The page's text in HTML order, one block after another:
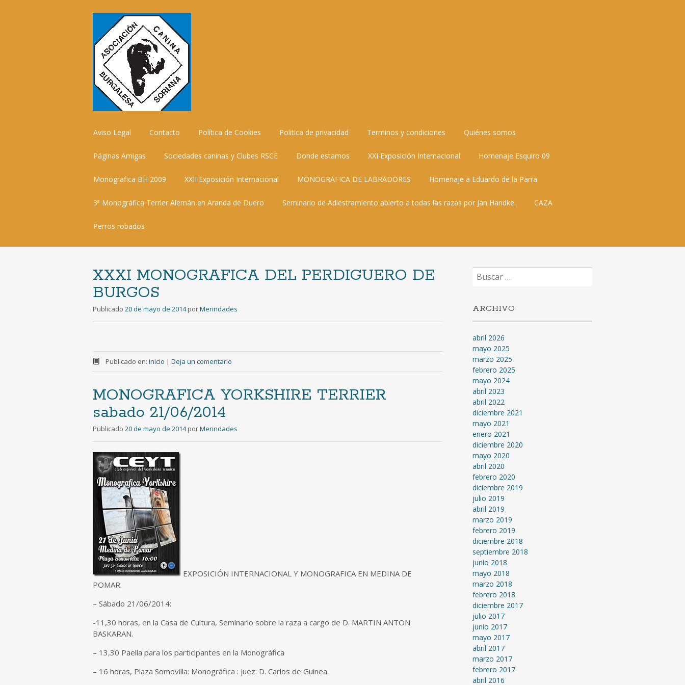
Ir
contenido
Aviso Legal Contacto Política de Cookies Politica de privacidad Terminos y condiciones Quiénes somos
Páginas Amigas Sociedades caninas y Clubes RSCE Donde estamos XXI Exposición Internacional Homenaje Esquiro 09
Monografica BH 2009 XXII Exposición Internacional MONOGRAFICA DE LABRADORES Homenaje a Eduardo de la Parra
3ª Monográfica Terrier Alemán en Aranda de Duero Seminario de Adiestramiento abierto a todas las razas por Jan Handke. CAZA
Perros robados
XXXI MONOGRAFICA DEL PERDIGUERO DE
BURGOS
Publicado 20 de mayo de 2014 porMerindades
Publicado en: Inicio | Deja un comentario
MONOGRAFICA YORKSHIRE TERRIER
sabado 21/06/2014
Publicado 20 de mayo de 2014 porMerindades
EXPOSICIÓN INTERNACIONAL Y MONOGRAFICA EN MEDINA DE
POMAR.
– Sábado 21/06/2014:
-11,30 horas, en la Casa de Cultura, Seminario sobre la raza a cargo de D. MARTIN ANTON
BASKARAN.
– 13,30 Paella para los participantes en la Monográfica
– 16 horas, Plaza Somovilla: Monográfica : juez: D. Carlos de Guinea.
Buscar:
ARCHIVO
abril 2026
mayo 2025
marzo 2025
febrero 2025
mayo 2024
abril 2023
abril 2022
diciembre 2021
mayo 2021
enero 2021
diciembre 2020
mayo 2020
abril 2020
febrero 2020
diciembre 2019
julio 2019
abril 2019
marzo 2019
febrero 2019
diciembre 2018
septiembre 2018
junio 2018
mayo 2018
marzo 2018
febrero 2018
diciembre 2017
julio 2017
junio 2017
mayo 2017
abril 2017
marzo 2017
febrero 2017
abril 2016